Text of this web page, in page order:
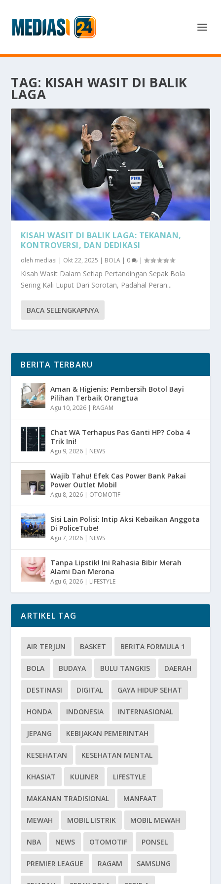
TAG: KISAH WASIT DI BALIK
LAGA
KISAH WASIT DI BALIK LAGA: TEKANAN,
KONTROVERSI, DAN DEDIKASI
oleh mediasi | Okt 22, 2025 | BOLA | 0 |
Kisah Wasit Dalam Setiap Pertandingan Sepak Bola
Sering Kali Luput Dari Sorotan, Padahal Peran...
BACA SELENGKAPNYA
BERITA TERBARU
Aman & Higienis: Pembersih Botol Bayi
Pilihan Terbaik Orangtua
Agu 10, 2026 | RAGAM
Chat WA Terhapus Pas Ganti HP? Coba 4
Trik Ini!
Agu 9, 2026 | NEWS
Wajib Tahu! Efek Cas Power Bank Pakai
Power Outlet Mobil
Agu 8, 2026 | OTOMOTIF
Sisi Lain Polisi: Intip Aksi Kebaikan Anggota
Di PoliceTube!
Agu 7, 2026 | NEWS
Tanpa Lipstik! Ini Rahasia Bibir Merah
Alami Dan Merona
Agu 6, 2026 | LIFESTYLE
ARTIKEL TAG
AIR TERJUN BASKET BERITA FORMULA 1
BOLA BUDAYA BULU TANGKIS DAERAH
DESTINASI DIGITAL GAYA HIDUP SEHAT
HONDA INDONESIA INTERNASIONAL
JEPANG KEBIJAKAN PEMERINTAH
KESEHATAN KESEHATAN MENTAL
KHASIAT KULINER LIFESTYLE
MAKANAN TRADISIONAL MANFAAT
MEWAH MOBIL LISTRIK MOBIL MEWAH
NBA NEWS OTOMOTIF PONSEL
PREMIER LEAGUE RAGAM SAMSUNG